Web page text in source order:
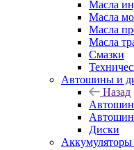
Масла
Масла
Масла
Масла
Смазки
Автошины и
Назад
Диски